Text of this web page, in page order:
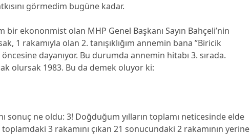
görmedim bugüne kadar.
bir ekononmist olan MHP Genel Başkanı Sayın Bahçeli’nin
1 rakamıyla olan 2. tanışıklığım annemin bana ”Biricik
dayanıyor. Bu durumda annemin hitabı 3. sırada.
olursak 1983. Bu da demek oluyor ki:
sonuç ne oldu: 3! Doğduğum yılların toplamı neticesinde elde
3 rakamını çıkan 21 sonucundaki 2 rakamının yerine